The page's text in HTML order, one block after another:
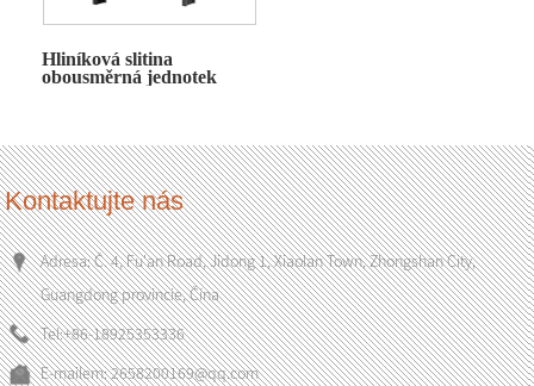
Hliníková slitina
obousměrná jednotek
Kontaktujte nás
Adresa: Č. 4, Fu'an Road, Jidong 1, Xiaolan Town, Zhongshan City,
Guangdong provincie, Čína
Tel:+86-18925353336
E-mailem:2658200169@qq.com